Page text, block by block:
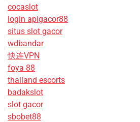
cocaslot
login apigacor88
situs slot gacor
wdbandar
快连VPN
foya 88
thailand escorts
badakslot
slot gacor
sbobet88